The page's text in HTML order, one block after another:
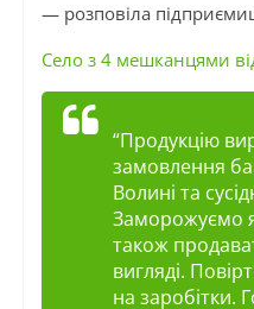
— розповіла
Село з 4 мешканцями
“Продукцію
замовлення
Волині та
Заморожуємо
також
вигляді.
на заробітки.